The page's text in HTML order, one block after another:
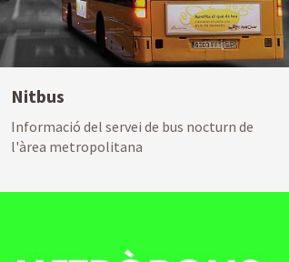
Nitbus
Informació del servei de bus nocturn de
l'àrea metropolitana